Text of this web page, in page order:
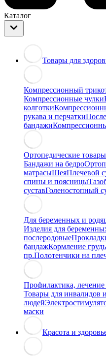
Каталог
Товары для
Компрессионный
Компрессионные чулки
колготки
рукава и перчатки
бандажи
Ортопедические товары
Бандажи на бедро
матрасыШеяПлечевой
спины и поясницы
суставГоленостопный
Для беременных и
Изделия для
послеродовые
бандажКормление
пр.Полотенчики на
Профилактика,
Товары для инвалидов
людей
маски
Красота и